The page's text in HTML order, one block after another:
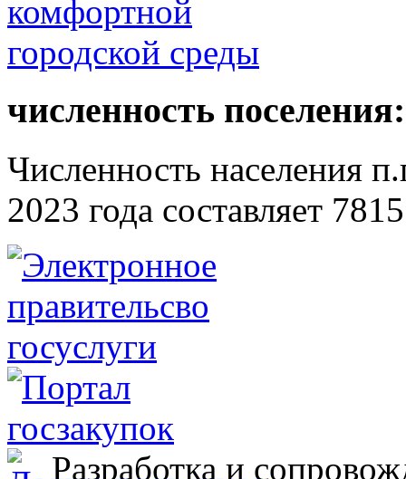
численность поселения:
Численность населения
2023 года составляет
Разработка и